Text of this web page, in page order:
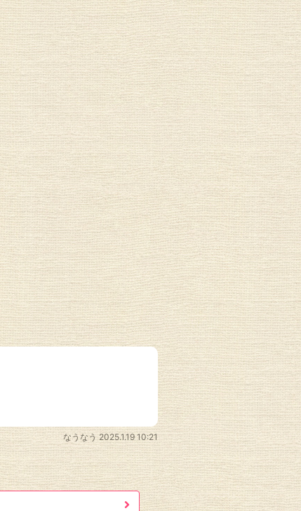
なうなう 2025.1.19 10:21